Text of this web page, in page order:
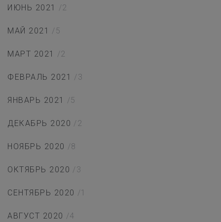
ИЮНЬ 2021 /2
МАЙ 2021 /5
МАРТ 2021 /2
ФЕВРАЛЬ 2021 /3
ЯНВАРЬ 2021 /5
ДЕКАБРЬ 2020 /2
НОЯБРЬ 2020 /8
ОКТЯБРЬ 2020 /3
СЕНТЯБРЬ 2020 /1
АВГУСТ 2020 /4